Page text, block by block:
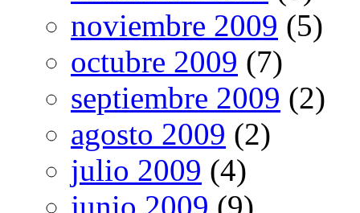
noviembre 2009 (5)
octubre 2009 (7)
septiembre 2009 (2)
agosto 2009 (2)
julio 2009 (4)